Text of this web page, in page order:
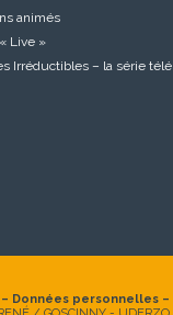
animés
Live »
Irréductibles – la série télé
– Données personnelles –